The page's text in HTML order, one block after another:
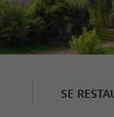
SE